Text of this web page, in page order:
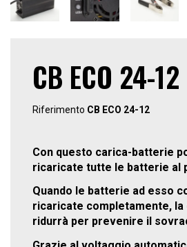
CB ECO 24-12
Riferimento CB ECO 24-12
Con questo carica-batterie
ricaricate tutte le batterie al
Quando le batterie ad esso
ricaricate completamente,
ridurrà per prevenire il